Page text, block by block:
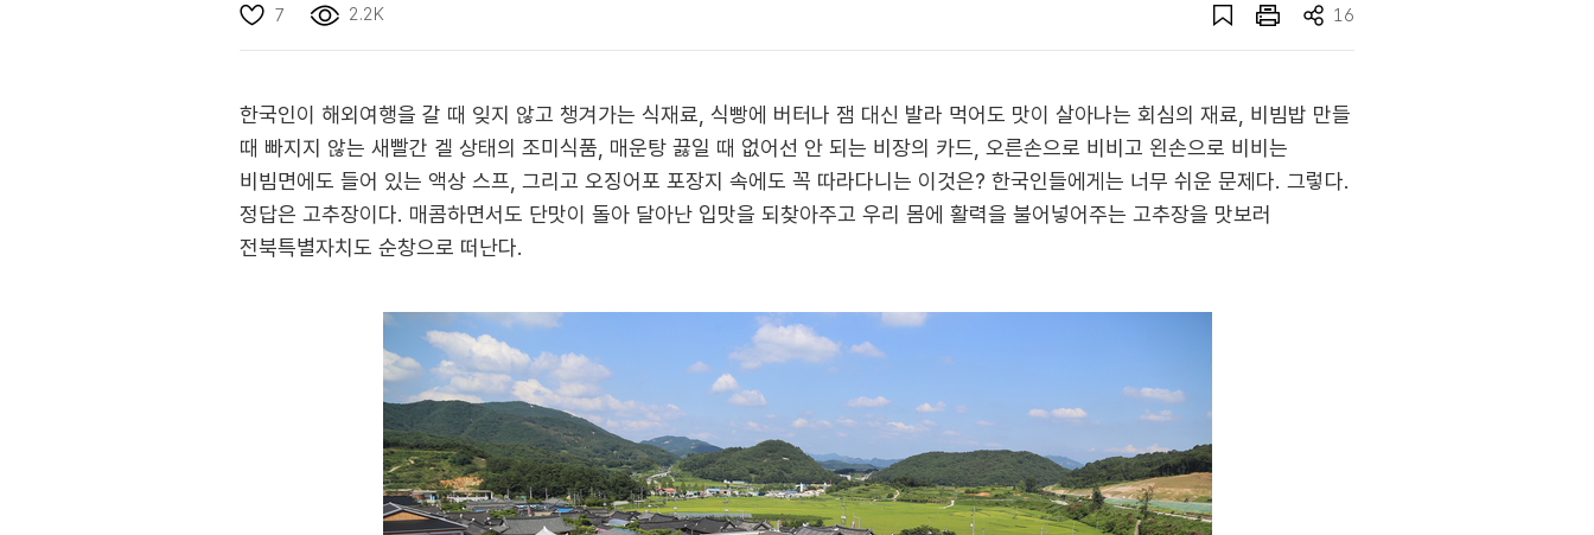
7 2.2K 16
한국인이 해외여행을 갈 때 잊지 않고 챙겨가는 식재료, 식빵에 버터나 잼 대신 발라 먹어도 맛이 살아나는 회심의 재료, 비빔밥 만들
때 빠지지 않는 새빨간 겔 상태의 조미식품, 매운탕 끓일 때 없어선 안 되는 비장의 카드, 오른손으로 비비고 왼손으로 비비는
비빔면에도 들어 있는 액상 스프, 그리고 오징어포 포장지 속에도 꼭 따라다니는 이것은? 한국인들에게는 너무 쉬운 문제다. 그렇다.
정답은 고추장이다. 매콤하면서도 단맛이 돌아 달아난 입맛을 되찾아주고 우리 몸에 활력을 불어넣어주는 고추장을 맛보러
전북특별자치도 순창으로 떠난다.